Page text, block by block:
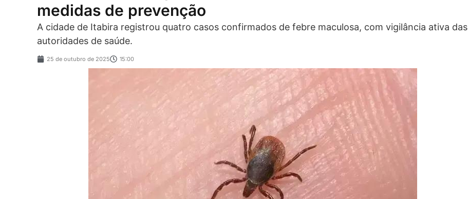
medidas de prevenção
A cidade de Itabira registrou quatro casos confirmados de febre maculosa, com vigilância ativa das
autoridades de saúde.
25 de outubro de 2025 15:00